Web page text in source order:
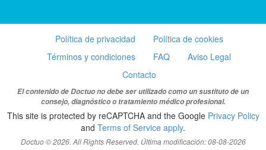
Política de privacidad
Política de cookies
Términos y condiciones
FAQ
Aviso Legal
Contacto
El contenido de Doctuo no debe ser utilizado como un sustituto de un
consejo, diagnóstico o tratamiento médico profesional.
This site is protected by reCAPTCHA and the Google Privacy Policy
and Terms of Service apply.
Doctuo © 2026. All Rights Reserved. Última modificación: 08-08-2026